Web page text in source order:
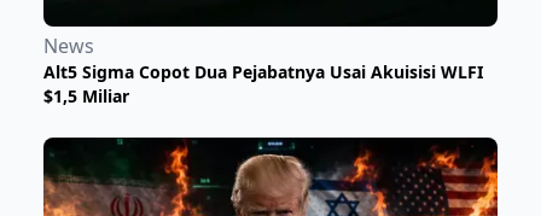
News
Alt5 Sigma Copot Dua Pejabatnya Usai Akuisisi WLFI
$1,5 Miliar